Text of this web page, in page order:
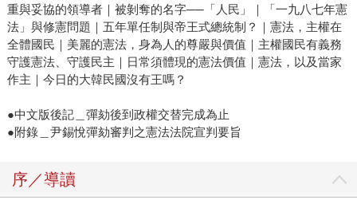
重與妥協的領導者｜被剝奪的名字──「人民」｜「一九八七年憲
法」與修憲問題｜五年單任制與帝王式總統制？｜憲法，主權在
全體國民｜美麗的憲法，身為人的尊嚴與價值｜主權國民有義務
守護憲法、守護民主｜日常須體現的憲法價值｜憲法，以及當家
作主｜今日的大韓民國沒有王嗎？
●中文版後記＿彈劾後到政權交替完成為止
●附錄＿尹錫悅彈劾審判之憲法法院宣判要旨
序／導讀